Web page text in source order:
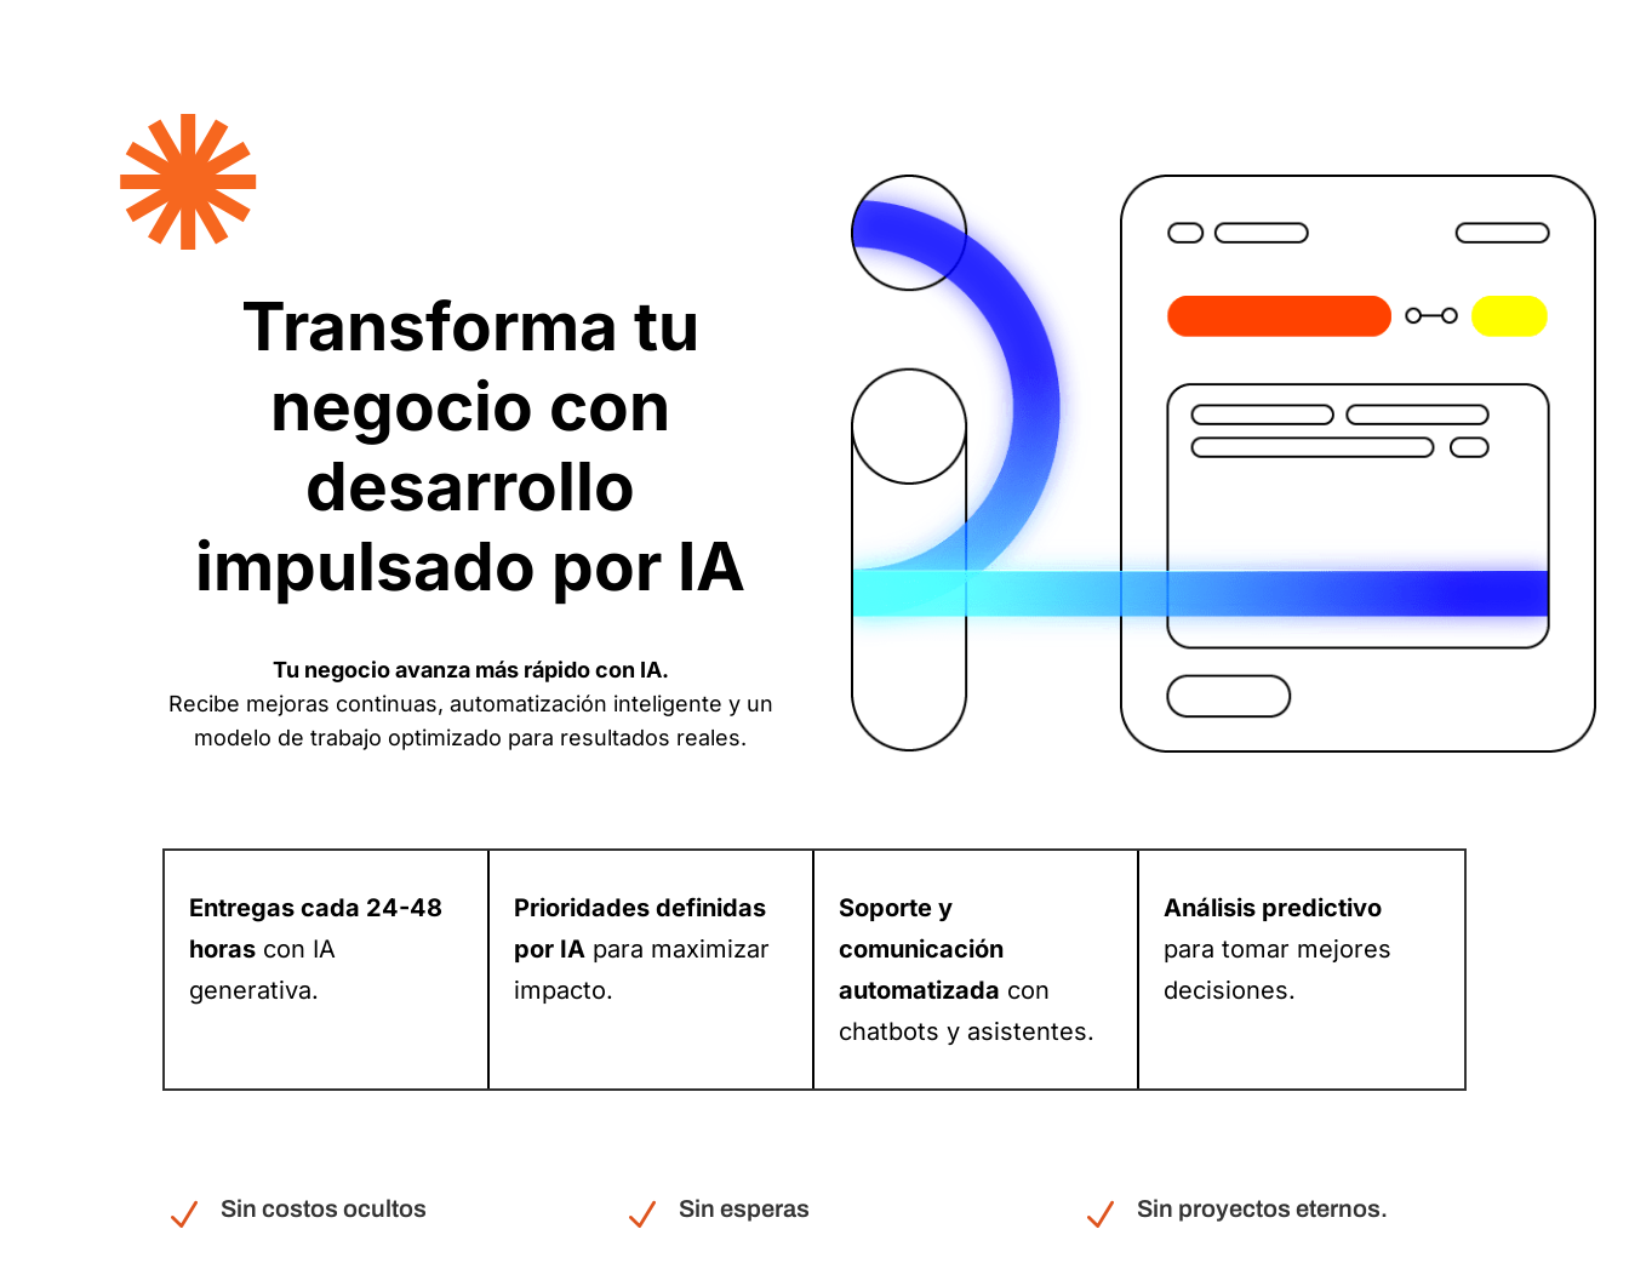
Transforma tu
negocio con
desarrollo
impulsado por IA
Tu negocio avanza más rápido con IA.
Recibe mejoras continuas, automatización inteligente y un
modelo de trabajo optimizado para resultados reales.
Entregas cada 24-48
horas con IA
generativa.
Prioridades definidas
por IA para maximizar
impacto.
Soporte y
comunicación
automatizada con
chatbots y asistentes.
Análisis predictivo
para tomar mejores
decisiones.
N Sin costos ocultos N Sin esperas N Sin proyectos eternos.